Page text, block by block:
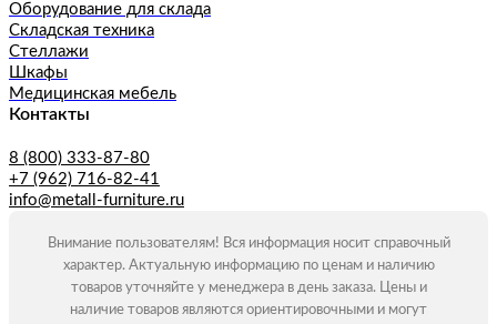
Оборудование для склада
Складская техника
Стеллажи
Шкафы
Медицинская мебель
Контакты
8 (800) 333-87-80
+7 (962) 716-82-41
info@metall-furniture.ru
Внимание пользователям! Вся информация носит справочный
характер. Актуальную информацию по ценам и наличию
товаров уточняйте у менеджера в день заказа. Цены и
наличие товаров являются ориентировочными и могут